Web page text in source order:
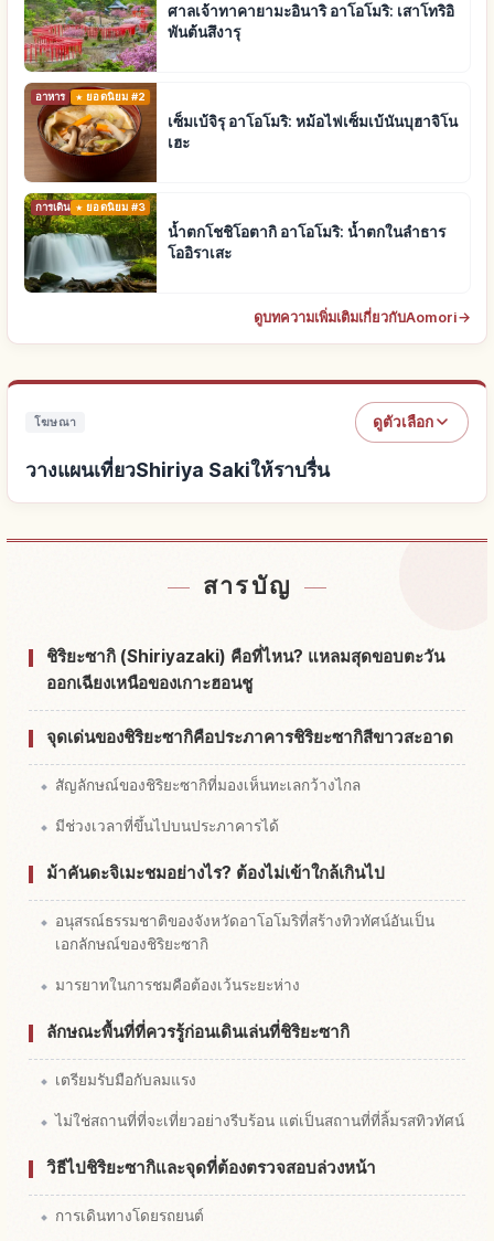
ศาลเจ้าทาคายามะอินาริ อาโอโมริ: เสาโทริอิ
พันต้นสึงารุ
อาหาร ยอดนิยม #2
เซ็มเบ้จิรุ อาโอโมริ: หม้อไฟเซ็มเบ้นันบุฮาจิโน
เฮะ
การเดินทางยอดนิยม #3
น้ำตกโชชิโอตากิ อาโอโมริ: น้ำตกในลำธาร
โออิราเสะ
ดูบทความเพิ่มเติมเกี่ยวกับAomori→
โฆษณา ดูตัวเลือก
วางแผนเที่ยวShiriya Sakiให้ราบรื่น
สารบัญ
ชิริยะซากิ (Shiriyazaki) คือที่ไหน? แหลมสุดขอบตะวัน
ออกเฉียงเหนือของเกาะฮอนชู
จุดเด่นของชิริยะซากิคือประภาคารชิริยะซากิสีขาวสะอาด
สัญลักษณ์ของชิริยะซากิที่มองเห็นทะเลกว้างไกล
มีช่วงเวลาที่ขึ้นไปบนประภาคารได้
ม้าคันดะจิเมะชมอย่างไร? ต้องไม่เข้าใกล้เกินไป
อนุสรณ์ธรรมชาติของจังหวัดอาโอโมริที่สร้างทิวทัศน์อันเป็น
เอกลักษณ์ของชิริยะซากิ
มารยาทในการชมคือต้องเว้นระยะห่าง
ลักษณะพื้นที่ที่ควรรู้ก่อนเดินเล่นที่ชิริยะซากิ
เตรียมรับมือกับลมแรง
ไม่ใช่สถานที่ที่จะเที่ยวอย่างรีบร้อน แต่เป็นสถานที่ที่ลิ้มรสทิวทัศน์
วิธีไปชิริยะซากิและจุดที่ต้องตรวจสอบล่วงหน้า
การเดินทางโดยรถยนต์